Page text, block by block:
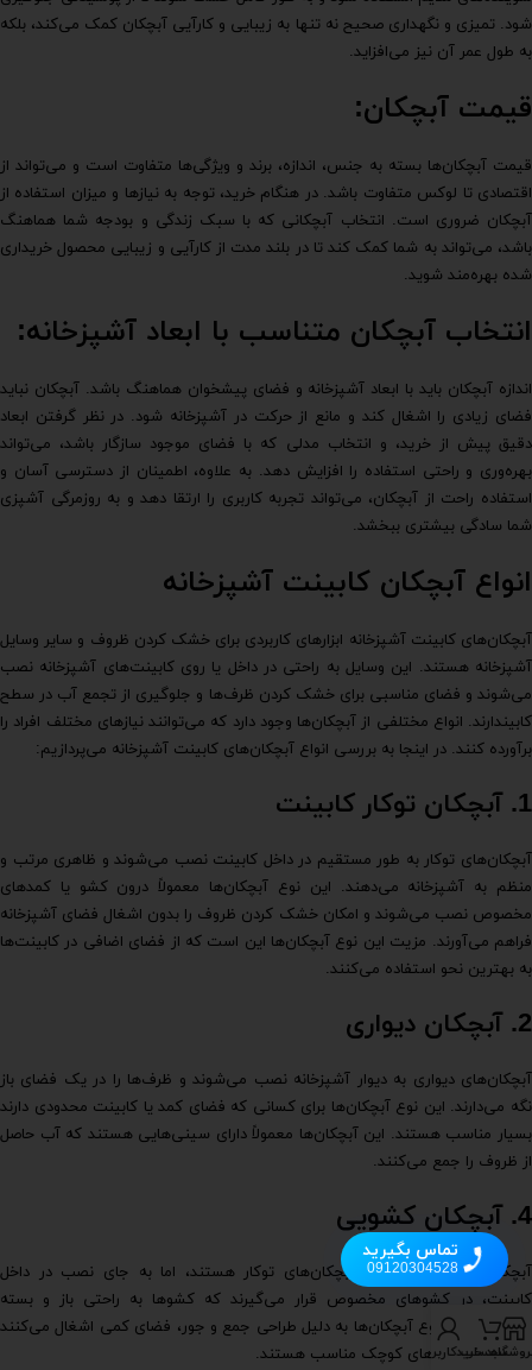
شود. تمیزی و نگهداری صحیح نه تنها به زیبایی و کارآیی آبچکان کمک می‌کند، بلکه
به طول عمر آن نیز می‌افزاید.
قیمت آبچکان:
قیمت آبچکان‌ها بسته به جنس، اندازه، برند و ویژگی‌ها متفاوت است و می‌تواند از
اقتصادی تا لوکس متفاوت باشد. در هنگام خرید، توجه به نیازها و میزان استفاده از
آبچکان ضروری است. انتخاب آبچکانی که با سبک زندگی و بودجه شما هماهنگ
باشد، می‌تواند به شما کمک کند تا در بلند مدت از کارآیی و زیبایی محصول خریداری
شده بهره‌مند شوید.
انتخاب آبچکان متناسب با ابعاد آشپزخانه:
اندازه آبچکان باید با ابعاد آشپزخانه و فضای پیشخوان هماهنگ باشد. آبچکان نباید
فضای زیادی را اشغال کند و مانع از حرکت در آشپزخانه شود. در نظر گرفتن ابعاد
دقیق پیش از خرید، و انتخاب مدلی که با فضای موجود سازگار باشد، می‌تواند
بهره‌وری و راحتی استفاده را افزایش دهد. به علاوه، اطمینان از دسترسی آسان و
استفاده راحت از آبچکان، می‌تواند تجربه کاربری را ارتقا دهد و به روزمرگی آشپزی
شما سادگی بیشتری ببخشد.
انواع آبچکان کابینت آشپزخانه
آبچکان‌های کابینت آشپزخانه ابزارهای کاربردی برای خشک کردن ظروف و سایر وسایل
آشپزخانه هستند. این وسایل به راحتی در داخل یا روی کابینت‌های آشپزخانه نصب
می‌شوند و فضای مناسبی برای خشک کردن ظرف‌ها و جلوگیری از تجمع آب در سطح
کابیندارند. انواع مختلفی از آبچکان‌ها وجود دارد که می‌توانند نیازهای مختلف افراد را
برآورده کنند. در اینجا به بررسی انواع آبچکان‌های کابینت آشپزخانه می‌پردازیم:
1. آبچکان توکار کابینت
آبچکان‌های توکار به طور مستقیم در داخل کابینت نصب می‌شوند و ظاهری مرتب و
منظم به آشپزخانه می‌دهند. این نوع آبچکان‌ها معمولاً درون کشو یا کمدهای
مخصوص نصب می‌شوند و امکان خشک کردن ظروف را بدون اشغال فضای آشپزخانه
فراهم می‌آورند. مزیت این نوع آبچکان‌ها این است که از فضای اضافی در کابینت‌ها
به بهترین نحو استفاده می‌کنند.
2. آبچکان دیواری
آبچکان‌های دیواری به دیوار آشپزخانه نصب می‌شوند و ظرف‌ها را در یک فضای باز
نگه می‌دارند. این نوع آبچکان‌ها برای کسانی که فضای کمد یا کابینت محدودی دارند
بسیار مناسب هستند. این آبچکان‌ها معمولاً دارای سینی‌هایی هستند که آب حاصل
از ظروف را جمع می‌کنند.
4. آبچکان کشویی
آبچکان‌های کشویی مانند آبچکان‌های توکار هستند، اما به جای نصب در داخل
کابینت، در کشوهای مخصوص قرار می‌گیرند که کشوها به راحتی باز و بسته
می‌شوند. این نوع آبچکان‌ها به دلیل طراحی جمع و جور، فضای کمی اشغال می‌کنند
و برای آشپزخانه‌های کوچک مناسب هستند.
سبد خرید
حساب کاربری من
تماس بگیرید
09120304528